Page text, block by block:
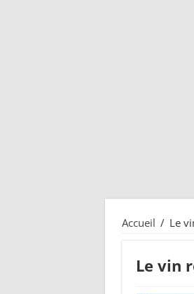
Accueil / Le
Le vin